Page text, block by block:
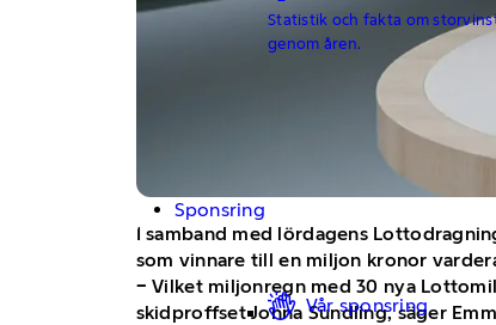
Statistik och fakta om
genom åren.
Sponsring
Vår sponsring
I samband med lördagens
som vinnare till en miljon kronor
− Vilket miljonregn med 30 nya
skidproffset Jonna Sundling, säger